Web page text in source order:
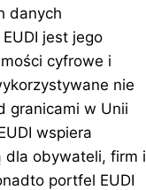
danych
jest jego
cyfrowe i
nie
granicami w Unii
wspiera
dla obywateli, firm i
portfel EUDI